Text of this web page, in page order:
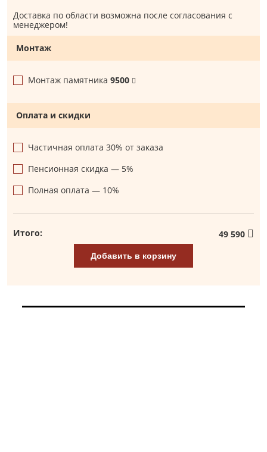
Доставка по области возможна после согласования с
менеджером!
Монтаж
Монтаж памятника 9500
Оплата и скидки
Частичная оплата 30% от заказа
Пенсионная скидка — 5%
Полная оплата — 10%
Итого: 49 590
Добавить в корзину